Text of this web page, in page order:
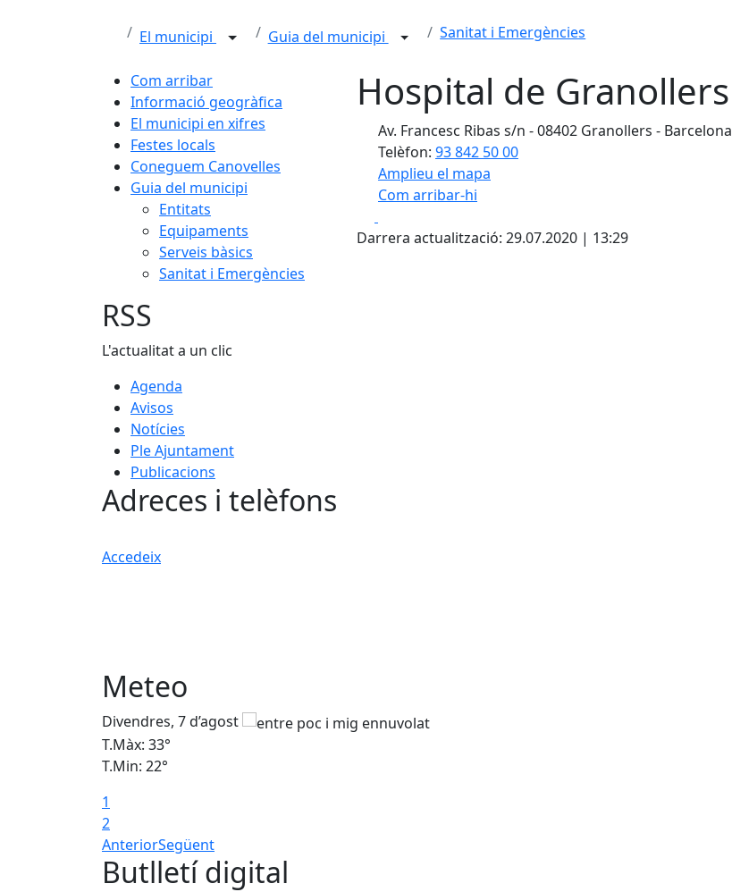
El municipi Guia del municipi Sanitat i Emergències
Com arribar
Informació geogràfica
El municipi en xifres
Festes locals
Coneguem Canovelles
Guia del municipi
Entitats
Equipaments
Serveis bàsics
Sanitat i Emergències
Hospital de Granollers
Av. Francesc Ribas s/n - 08402 Granollers - Barcelona
Telèfon: 93 842 50 00
Amplieu el mapa
Com arribar-hi
+
Darrera actualització: 29.07.2020 | 13:29
RSS
L'actualitat a un clic
Agenda
Avisos
Notícies
Ple Ajuntament
Publicacions
Adreces i telèfons
Accedeix
Meteo
Divendres, 7 d’agost
T.Màx: 33°
T.Min: 22°
1
2
AnteriorSegüent
Butlletí digital